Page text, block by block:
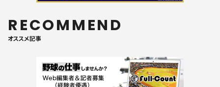
RECOMMEND
オススメ記事